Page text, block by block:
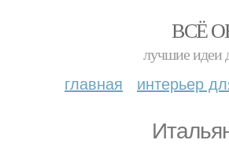
ВСЁ
лучшие идеи
главная интерьер